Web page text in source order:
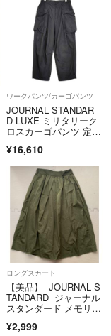
ワークパンツ/カーゴパンツ
JOURNAL STANDAR
D LUXE ミリタリーク
ロスカーゴパンツ 定価
ク レディース ジャー
ナルスタンダード ラッ
クス【中古】6-0519G
¥16,610
ロングスカート
【美品】 JOURNAL S
TANDARD ジャーナル
スタンダード メモリー
ト ボリュームスカート
¥2,999